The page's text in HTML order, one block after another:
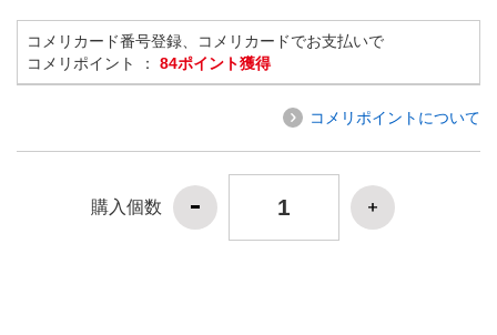
コメリカード番号登録、コメリカードでお支払いで
コメリポイント ： 84ポイント獲得
コメリポイントについて
購入個数